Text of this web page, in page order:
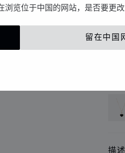
览位于中国的网站，是否要更改
留在中国
描